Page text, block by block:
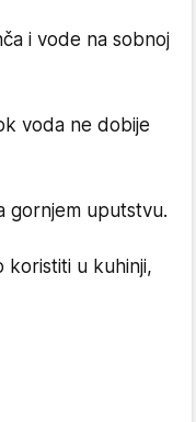
i vode na sobnoj
voda ne dobije
gornjem uputstvu.
koristiti u kuhinji,